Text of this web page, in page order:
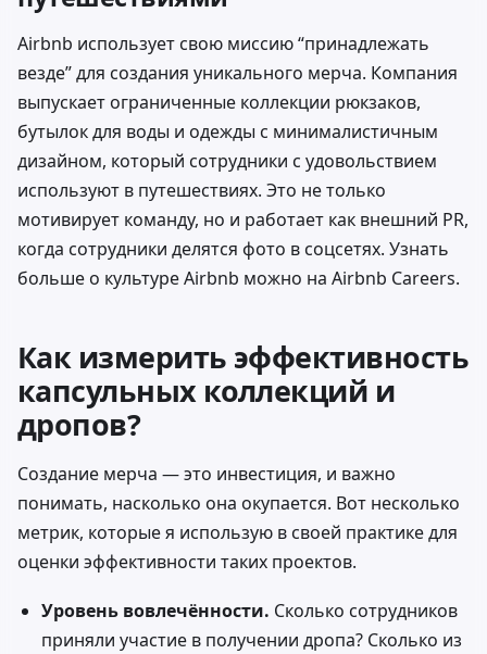
Airbnb использует свою миссию “принадлежать
везде” для создания уникального мерча. Компания
выпускает ограниченные коллекции рюкзаков,
бутылок для воды и одежды с минималистичным
дизайном, который сотрудники с удовольствием
используют в путешествиях. Это не только
мотивирует команду, но и работает как внешний PR,
когда сотрудники делятся фото в соцсетях. Узнать
больше о культуре Airbnb можно на Airbnb Careers.
Как измерить эффективность
капсульных коллекций и
дропов?
Создание мерча — это инвестиция, и важно
понимать, насколько она окупается. Вот несколько
метрик, которые я использую в своей практике для
оценки эффективности таких проектов.
Уровень вовлечённости. Сколько сотрудников
приняли участие в получении дропа? Сколько из